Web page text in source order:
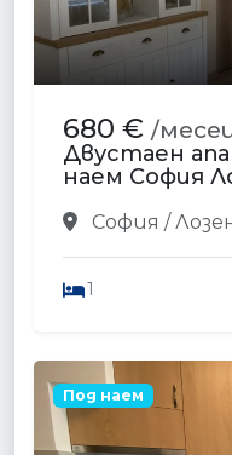
680 € /
Двустаен
наем София
София /
1
Под наем